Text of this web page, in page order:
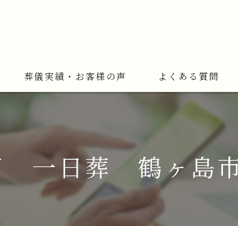
葬儀実績・お客様の声 よくある質問
一日葬 鶴ヶ島